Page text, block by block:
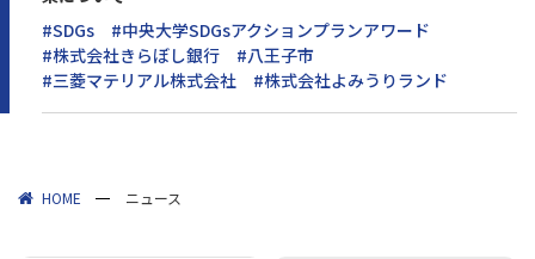
#SDGs
#中央大学SDGsアクションプランアワード
#株式会社きらぼし銀行
#八王子市
#三菱マテリアル株式会社
#株式会社よみうりランド
HOME ニュース